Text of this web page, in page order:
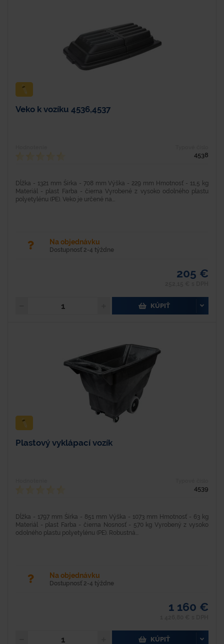
Veko k vozíku 4536,4537
4538
Dĺžka - 1321 mm Šírka - 708 mm Výška - 229 mm Hmotnosť - 11,5 kg
Materiál - plast Farba - čierna Vyrobené z vysoko odolného plastu
polyetylénu (PE). Veko je určené na...
Na objednávku
Dostupnosť 2-4 týždne
205 €
KÚPIŤ
Plastový vyklápací vozík
4539
Dĺžka - 1797 mm Šírka - 851 mm Výška - 1073 mm Hmotnosť - 63 kg
Materiál - plast Farba - čierna Nosnosť - 570 kg Vyrobený z vysoko
odolného plastu polyetylénu (PE). Robustná...
Na objednávku
Dostupnosť 2-4 týždne
1 160 €
KÚPIŤ